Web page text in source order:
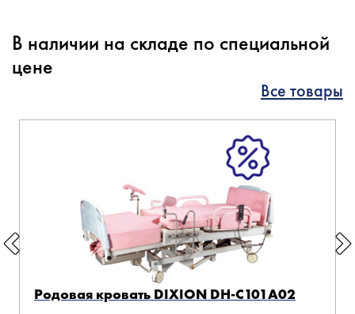
В наличии на складе по специальной
цене
Все товары
Родовая кровать DIXION DH-C101A02